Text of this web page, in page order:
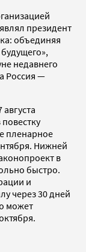
президент
объединяя
недавнего
Россия —
пленарное
Нижней
в
быстро.
и
через 30 дней
может